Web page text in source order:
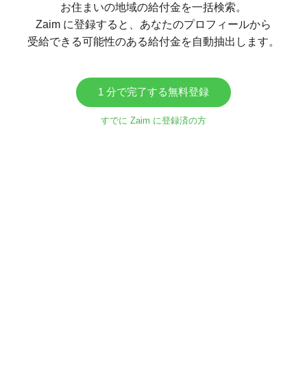
お住まいの地域の給付金を一括検索。
Zaim に登録すると、あなたのプロフィールから
受給できる可能性のある給付金を自動抽出します。
1 分で完了する無料登録
すでに Zaim に登録済の方